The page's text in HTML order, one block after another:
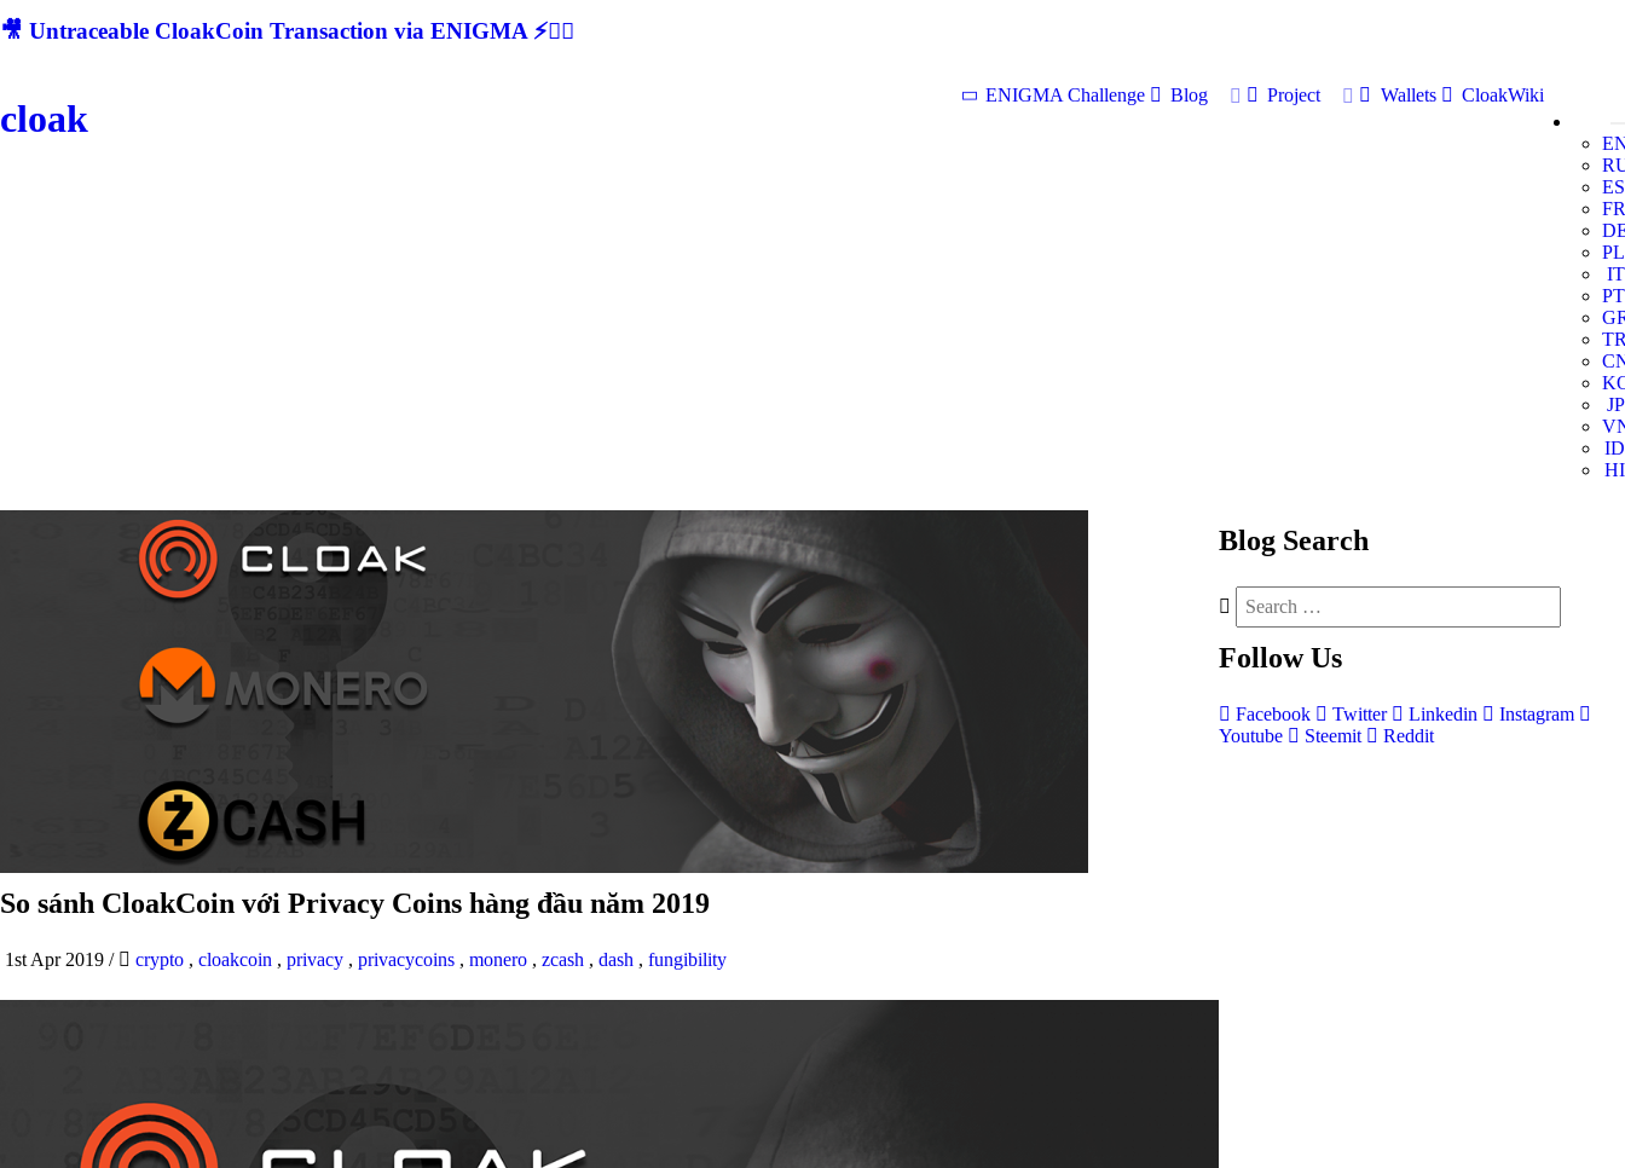
🎥 Untraceable CloakCoin Transaction via ENIGMA ⚡🕵‍♂
cloak
ENIGMA Challenge Blog Project Wallets
CloakWiki
ES
FR
PL
IT
PT
JP
ID
HI
So sánh CloakCoin với Privacy Coins hàng đầu năm 2019
1st Apr 2019 / crypto , cloakcoin , privacy , privacycoins , monero , zcash , dash , fungibility
Blog Search
Follow Us
Facebook Twitter Linkedin
Instagram
Youtube
Steemit Reddit